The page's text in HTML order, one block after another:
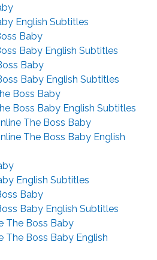
English Subtitles
Baby
Baby English Subtitles
Baby
Baby English Subtitles
Boss Baby
Boss Baby English Subtitles
The Boss Baby
The Boss Baby English
English Subtitles
Baby
Baby English Subtitles
The Boss Baby
The Boss Baby English